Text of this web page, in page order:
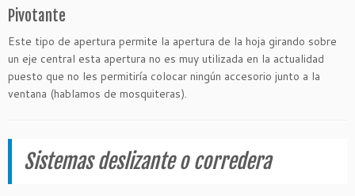
Pivotante
Este tipo de apertura permite la apertura de la hoja girando sobre
un eje central esta apertura no es muy utilizada en la actualidad
puesto que no les permitiría colocar ningún accesorio junto a la
ventana (hablamos de mosquiteras).
Sistemas deslizante o corredera